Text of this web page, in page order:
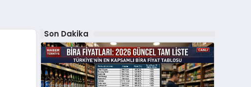
Son Dakika